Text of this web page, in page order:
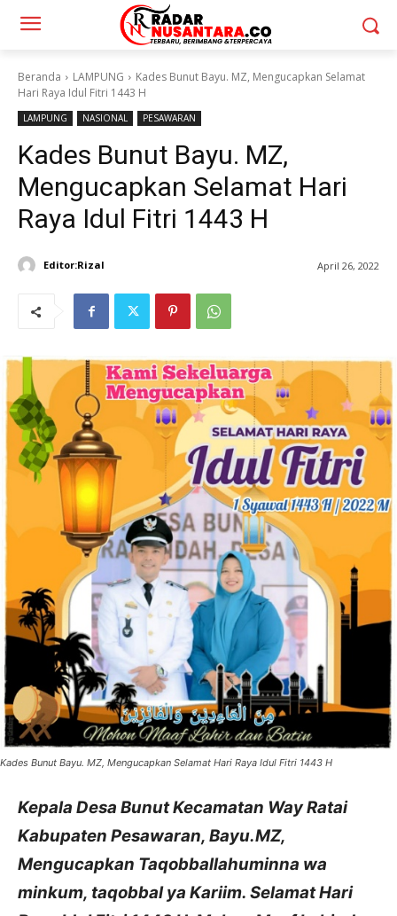
Beranda LAMPUNG
Kades Bunut Bayu. MZ, Mengucapkan Selamat
Hari Raya Idul Fitri 1443 H
LAMPUNG NASIONAL PESAWARAN
Kades Bunut Bayu. MZ,
Mengucapkan Selamat Hari
Raya Idul Fitri 1443 H
Editor:Rizal April 26, 2022
Kades Bunut Bayu. MZ, Mengucapkan Selamat Hari Raya Idul Fitri 1443 H
Kepala Desa Bunut Kecamatan Way Ratai
Kabupaten Pesawaran, Bayu.MZ,
Mengucapkan Taqobballahuminna wa
minkum, taqobbal ya Kariim. Selamat Hari